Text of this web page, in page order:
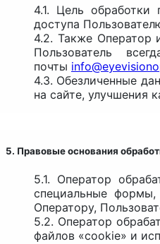
4.1. Цель обработки
доступа
4.2. Также Оператор
Пользователь
почты
4.3. Обезличенные
на сайте, улучшения
5. Правовые основания
5.1. Оператор
специальные
Оператору,
5.2. Оператор
файлов «cookie» и